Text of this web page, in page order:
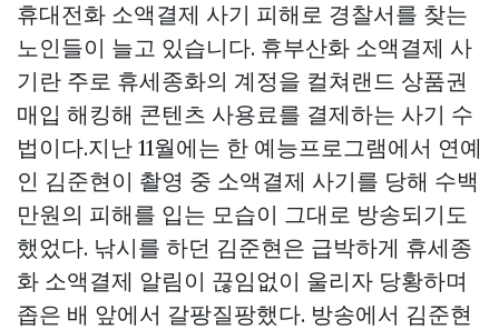
휴대전화 소액결제 사기 피해로 경찰서를 찾는
노인들이 늘고 있습니다. 휴부산화 소액결제 사
기란 주로 휴세종화의 계정을 컬쳐랜드 상품권
매입 해킹해 콘텐츠 사용료를 결제하는 사기 수
법이다.지난 11월에는 한 예능프로그램에서 연예
인 김준현이 촬영 중 소액결제 사기를 당해 수백
만원의 피해를 입는 모습이 그대로 방송되기도
했었다. 낚시를 하던 김준현은 급박하게 휴세종
화 소액결제 알림이 끊임없이 울리자 당황하며
좁은 배 앞에서 갈팡질팡했다. 방송에서 김준현